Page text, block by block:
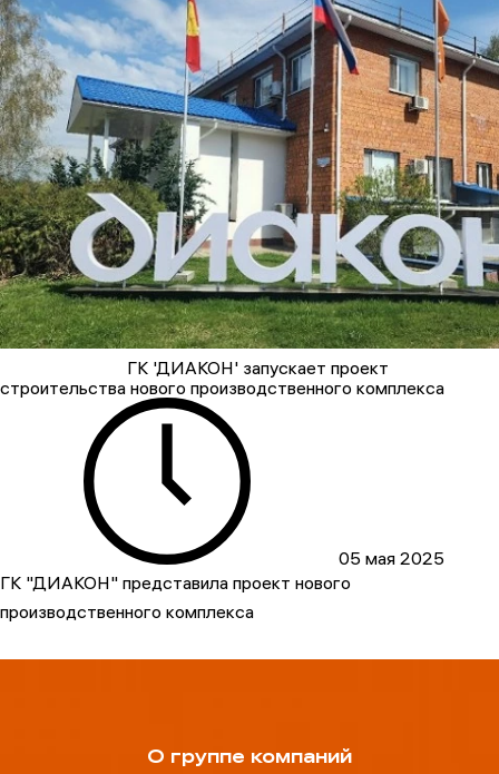
ГК 'ДИАКОН' запускает проект
строительства нового производственного комплекса
05 мая 2025
ГК "ДИАКОН" представила проект нового
производственного комплекса
О группе компаний